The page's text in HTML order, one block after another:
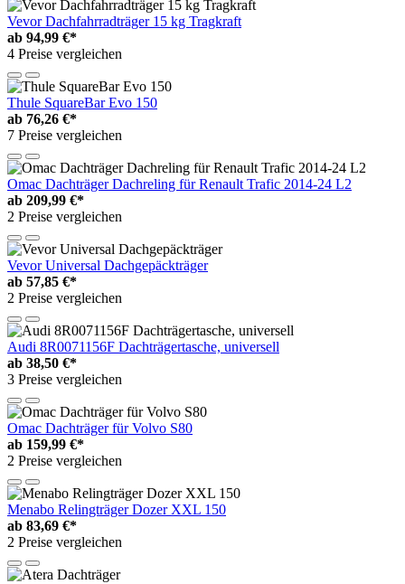
Vevor Dachfahrradträger 15 kg Tragkraft
ab 94,99 €*
4 Preise vergleichen
Thule SquareBar Evo 150
ab 76,26 €*
7 Preise vergleichen
Omac Dachträger Dachreling für Renault Trafic 2014-24 L2
ab 209,99 €*
2 Preise vergleichen
Vevor Universal Dachgepäckträger
ab 57,85 €*
2 Preise vergleichen
Audi 8R0071156F Dachträgertasche, universell
ab 38,50 €*
3 Preise vergleichen
Omac Dachträger für Volvo S80
ab 159,99 €*
2 Preise vergleichen
Menabo Relingträger Dozer XXL 150
ab 83,69 €*
2 Preise vergleichen